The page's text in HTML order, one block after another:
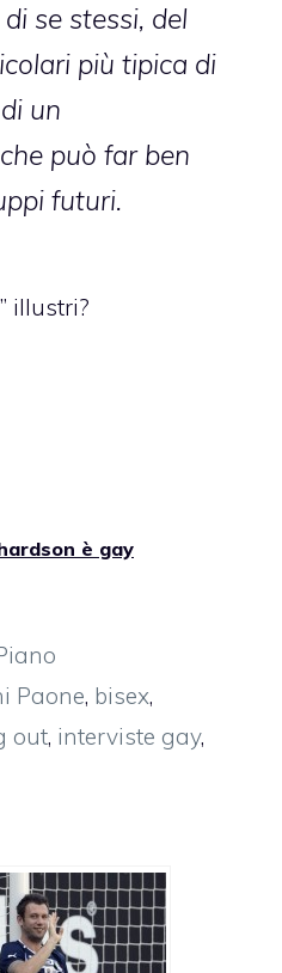
se stessi, del
più tipica di
un
può far ben
futuri.
illustri?
è gay
Paone, bisex,
out, interviste gay,